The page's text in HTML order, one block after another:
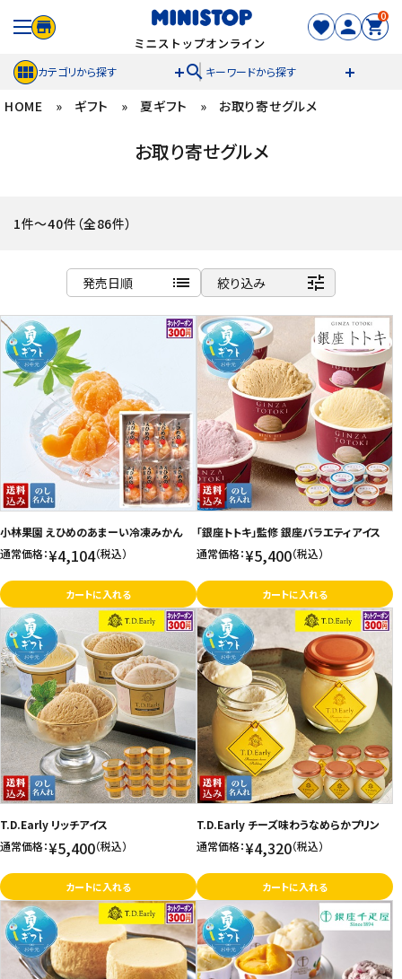
0
カテゴリから探す search キーワードから探す
ACCOUNT MENU
セール商品
カテゴリから探す
スイーツ
お菓子
飲料
酒類
日用品
フードロス
ペット用品
SHOP GUIDE
ご利用ガイド
お問い合わせ
特定商取引法表示について
プライバシーポリシー
利用規約
会社概要
HOME » ギフト » 夏ギフト » お取り寄せグルメ
お取り寄せグルメ
1件～40件（全86件）
発売日順 list
商品名
発売日順
価格が安い
価格が高い
お気に入り登録数
絞り込み tune
小林果園 えひめのあまーい冷凍みかん
通常価格：¥4,104（税込）
カートに入れる
「銀座トトキ」監修 銀座バラエティアイス
通常価格：¥5,400（税込）
カートに入れる
T.D.Early リッチアイス
通常価格：¥5,400（税込）
カートに入れる
T.D.Early チーズ味わうなめらかプリン
通常価格：¥4,320（税込）
カートに入れる